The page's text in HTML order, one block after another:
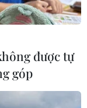
được tự
góp